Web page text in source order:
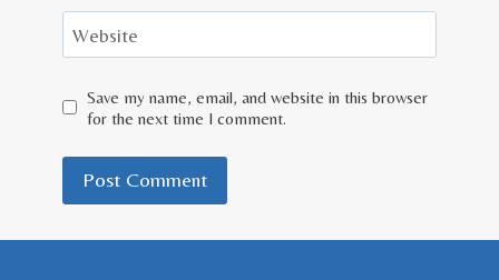
Website
Save my name, email, and website in this browser
for the next time I comment.